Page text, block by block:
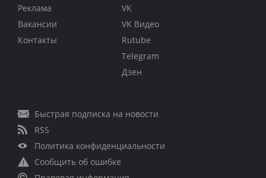
Реклама
Вакансии
Контакты
VK
VK Видео
Rutube
Telegram
Дзен
Быстрая подписка на новости
RSS
Политика конфиденциальности
Сообщить об ошибке